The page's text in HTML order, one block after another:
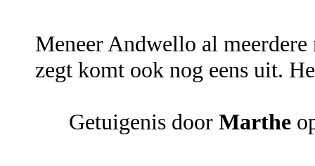
Meneer Andwello al
zegt komt ook nog eens uit.
Getuigenis door Marthe